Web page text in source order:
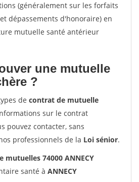
(généralement sur les forfaits
dépassements d'honoraire) en
mutuelle santé antérieur
une mutuelle
?
de contrat de mutuelle
sur le contrat
pouvez contacter, sans
professionnels de la Loi sénior.
mutuelles 74000 ANNECY
santé à ANNECY